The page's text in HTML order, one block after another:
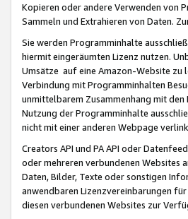
Kopieren oder andere Verwenden von
Sammeln und Extrahieren von Daten.
Sie werden Programminhalte
hiermit eingeräumten Lizenz nutzen.
Umsätze auf eine Amazon-Website zu
Verbindung mit Programminhalten
unmittelbarem Zusammenhang mit
Nutzung der Programminhalte
nicht mit einer anderen Webpage
Creators API und PA API oder
oder mehreren verbundenen Websites
Daten, Bilder, Texte oder sonstigen
anwendbaren Lizenzvereinbarungen
diesen verbundenen Websites zur